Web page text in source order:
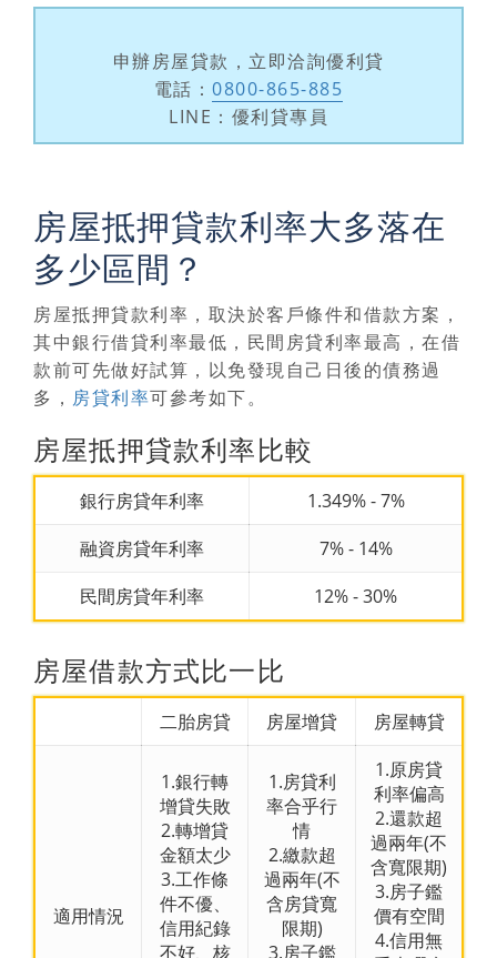
申辦房屋貸款，立即洽詢優利貸
電話：0800-865-885
LINE：優利貸專員
房屋抵押貸款利率大多落在
多少區間？
房屋抵押貸款利率 ，取決於客戶條件和借款方案，
其中銀行借貸利率最低，民間房貸利率最高，在借
款前可先做好試算，以免發現自己日後的債務過
多， 房貸利率可參考如下。
房屋抵押貸款利率比較
銀行房貸年利率
1.349% - 7%
融資房貸年利率
7% - 14%
民間房貸年利率
12% - 30%
房屋借款方式比一比
二胎房貸 房屋增貸 房屋轉貸
適用情況
1.銀行轉
增貸失敗
2.轉增貸
金額太少
3.工作條
件不優、
信用紀錄
不好、核
1.房貸利
率合乎行
情
2.繳款超
過兩年(不
含房貸寬
限期)
3.房子鑑
1.原房貸
利率偏高
2.還款超
過兩年(不
含寬限期)
3.房子鑑
價有空間
4.信用無